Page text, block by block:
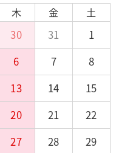
木 金
土
30 31
1
6 7
8
13 14
15
20 21
22
27 28
29